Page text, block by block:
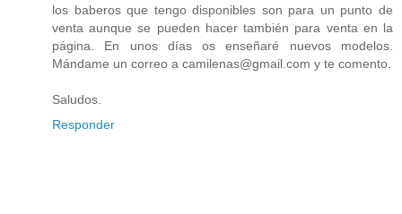
los baberos que tengo disponibles son para un punto de
venta aunque se pueden hacer también para venta en la
página. En unos días os enseñaré nuevos modelos.
Mándame un correo a camilenas@gmail.com y te comento.
Saludos.
Responder